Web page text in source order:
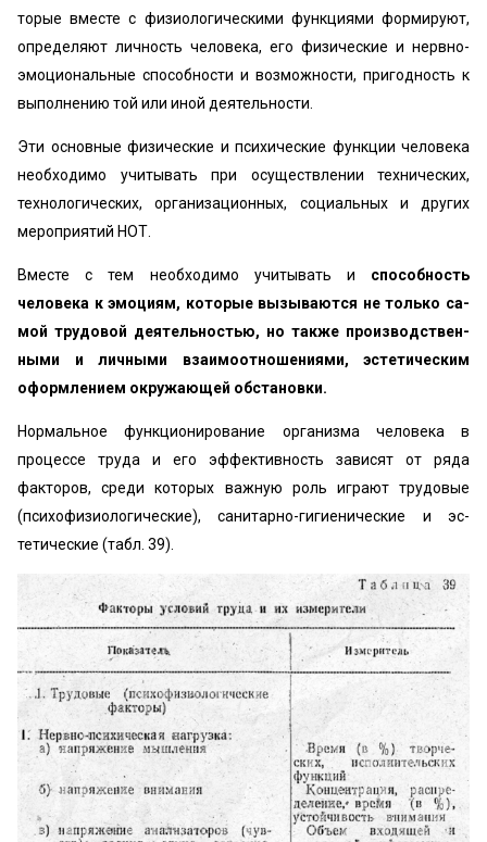
торые вместе с физиологическими функциями формиру­ют,
определяют личность человека, его физические и нервно-
эмоциональные способности и возможности, при­годность к
выполнению той или иной деятельности.
Эти основные физические и психические функции человека
необходимо учитывать при осуществлении тех­нических,
технологических, организационных, социаль­ных и других
мероприятий НОТ.
Вместе с тем необходимо учитывать и способность
человека к эмоциям, которые вызываются не только са­
мой трудовой деятельностью, но также производствен­
ными и личными взаимоотношениями, эстетическим
оформлением окружающей обстановки.
Нормальное функционирование организма человека в
процессе труда и его эффективность зависят от ряда
факторов, среди которых важную роль играют трудовые
(психофизиологические), санитарно-гигиенические и эс­
тетические (табл. 39).